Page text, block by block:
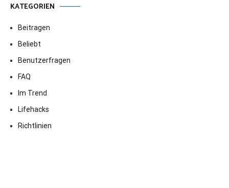
KATEGORIEN
Beitragen
Beliebt
Benutzerfragen
FAQ
Im Trend
Lifehacks
Richtlinien